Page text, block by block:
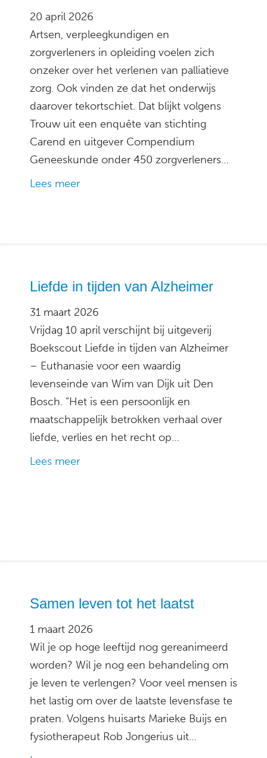
20 april 2026
Artsen, verpleegkundigen en
zorgverleners in opleiding voelen zich
onzeker over het verlenen van palliatieve
zorg. Ook vinden ze dat het onderwijs
daarover tekortschiet. Dat blijkt volgens
Trouw uit een enquête van stichting
Carend en uitgever Compendium
Geneeskunde onder 450 zorgverleners…
Lees meer
Liefde in tijden van Alzheimer
31 maart 2026
Vrijdag 10 april verschijnt bij uitgeverij
Boekscout Liefde in tijden van Alzheimer
– Euthanasie voor een waardig
levenseinde van Wim van Dijk uit Den
Bosch. “Het is een persoonlijk en
maatschappelijk betrokken verhaal over
liefde, verlies en het recht op…
Lees meer
Samen leven tot het laatst
1 maart 2026
Wil je op hoge leeftijd nog gereanimeerd
worden? Wil je nog een behandeling om
je leven te verlengen? Voor veel mensen is
het lastig om over de laatste levensfase te
praten. Volgens huisarts Marieke Buijs en
fysiotherapeut Rob Jongerius uit…